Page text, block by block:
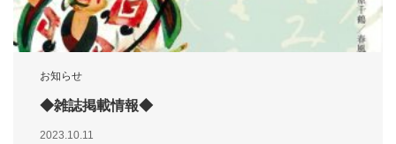
お知らせ
◆雑誌掲載情報◆
2023.10.11